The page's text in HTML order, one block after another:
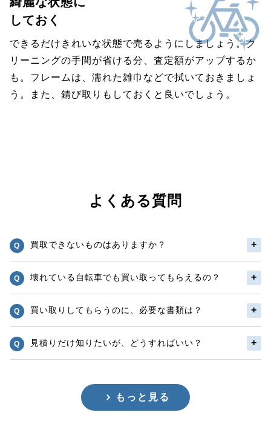
しておく
できるだけきれいな状態で売るようにしましょう。ク
リーニングの手間が省ける分、査定額がアップするか
も。フレームは、濡れた雑巾などで拭いておきましょ
う。また、錆び取りもしておくと良いでしょう。
よくある質問
買取できないものはありますか？
壊れている自転車でも買い取ってもらえるの？
買い取りしてもらうのに、必要な書類は？
見積りだけ知りたいが、どうすればいい？
もっと見る